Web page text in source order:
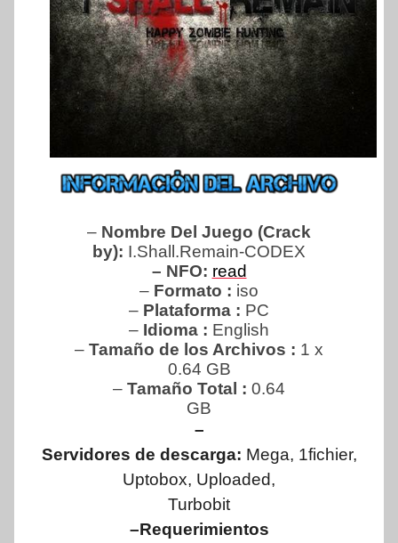
– Nombre Del Juego (Crack
by): I.Shall.Remain-CODEX
– NFO: read
– Formato : iso
– Plataforma : PC
– Idioma : English
– Tamaño de los Archivos : 1 x
0.64 GB
– Tamaño Total : 0.64
GB
–
Servidores de descarga: Mega, 1fichier,
Uptobox, Uploaded,
Turbobit
–Requerimientos